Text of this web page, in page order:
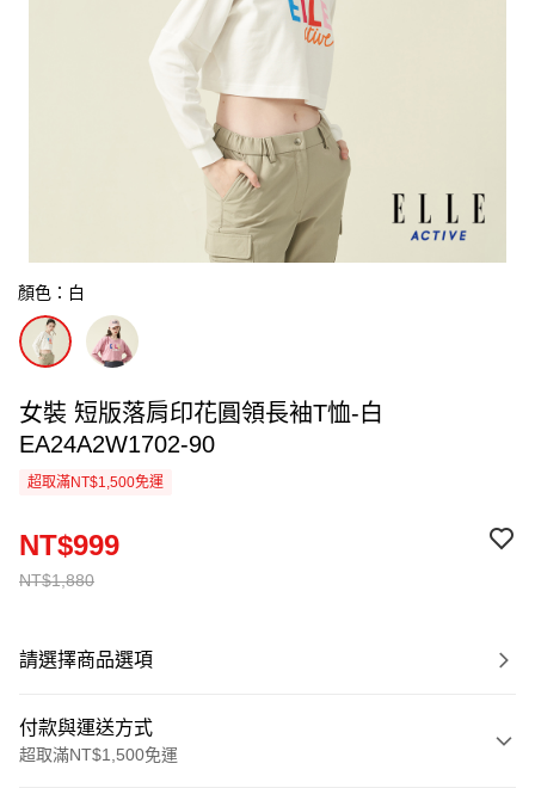
顏色：白
女裝 短版落肩印花圓領長袖T恤-白
EA24A2W1702-90
超取滿NT$1,500免運
NT$1,880
NT$999
請選擇商品選項
付款與運送方式
超取滿NT$1,500免運